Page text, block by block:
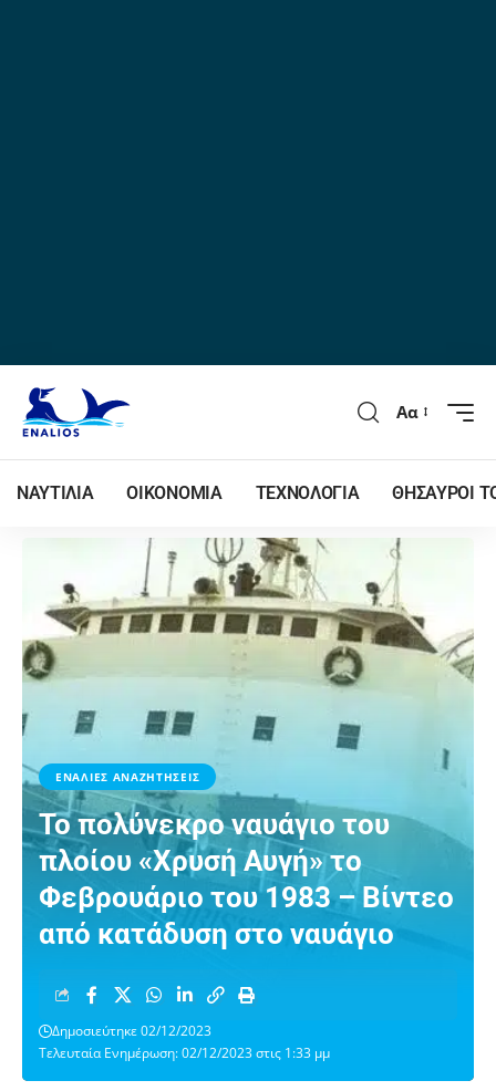
Αα
ΝΑΥΤΙΛΙΑ ΟΙΚΟΝΟΜΙΑ ΤΕΧΝΟΛΟΓΙΑ ΘΗΣΑΥΡΟΙ
ΕΝΑΛΙΕΣ ΑΝΑΖΗΤΗΣΕΙΣ
Το πολύνεκρο ναυάγιο του
πλοίου «Χρυσή Αυγή» το
Φεβρουάριο του 1983 – Βίντεο
από κατάδυση στο ναυάγιο
Τελευταία Ενημέρωση: 02/12/2023 στις 1:33 μμ
Δημοσιεύτηκε 02/12/2023